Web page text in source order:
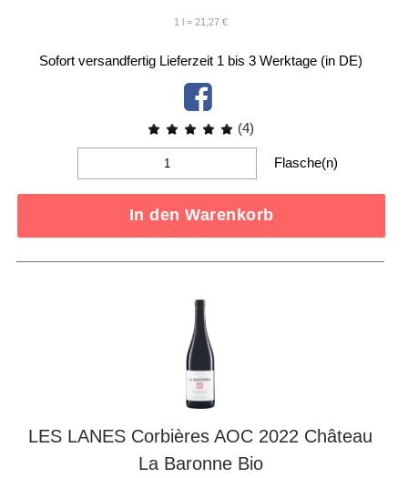
1 l = 21,27 €
Sofort versandfertig Lieferzeit 1 bis 3 Werktage (in DE)
(4)
Flasche(n)
In den Warenkorb
LES LANES Corbières AOC 2022 Château
La Baronne Bio